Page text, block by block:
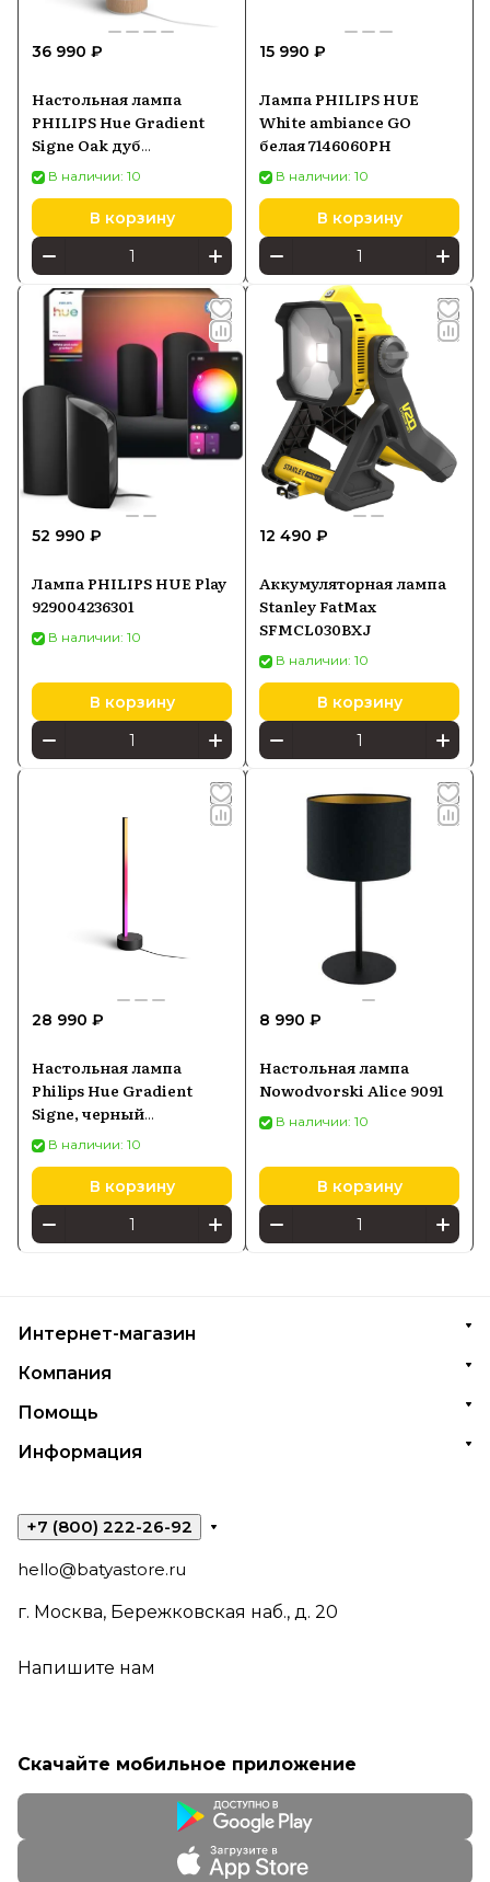
36 990 ₽
Настольная лампа
PHILIPS Hue Gradient
Signe Oak дуб
929003479601
В наличии: 10
В корзину
15 990 ₽
Лампа PHILIPS HUE
White ambiance GO
белая 7146060PH
В наличии: 10
В корзину
52 990 ₽
Лампа PHILIPS HUE Play
929004236301
В наличии: 10
В корзину
12 490 ₽
Аккумуляторная лампа
Stanley FatMax
SFMCL030BXJ
В наличии: 10
В корзину
28 990 ₽
Настольная лампа
Philips Hue Gradient
Signe, черный
915005987001
В наличии: 10
В корзину
8 990 ₽
Настольная лампа
Nowodvorski Alice 9091
В наличии: 10
В корзину
Интернет-магазин
Компания
Помощь
Информация
+7 (800) 222-26-92
hello@batyastore.ru
г. Москва, Бережковская наб., д. 20
Напишите нам
Скачайте мобильное приложение